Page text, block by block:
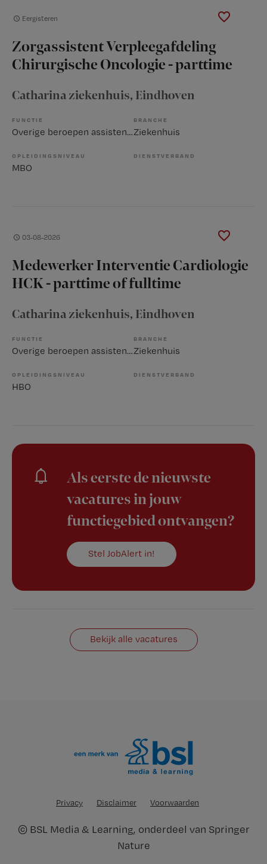
Eergisteren
Zorgassistent Verpleegafdeling
Chirurgische Oncologie - parttime
Catharina ziekenhuis, Eindhoven
FUNCTIE
Overige beroepen assistenten
BRANCHE
Ziekenhuis
OPLEIDINGSNIVEAU
MBO
DIENSTVERBAND
03-08-2026
Medewerker Interventie Cardiologie
HCK - parttime of fulltime
Catharina ziekenhuis, Eindhoven
FUNCTIE
Overige beroepen assistenten
BRANCHE
Ziekenhuis
OPLEIDINGSNIVEAU
HBO
DIENSTVERBAND
Als eerste de nieuwste
vacatures in jouw
functiegebied ontvangen?
Stel JobAlert in!
Bekijk alle vacatures
Privacy Disclaimer Voorwaarden
© BSL Media & Learning, onderdeel van Springer
Nature